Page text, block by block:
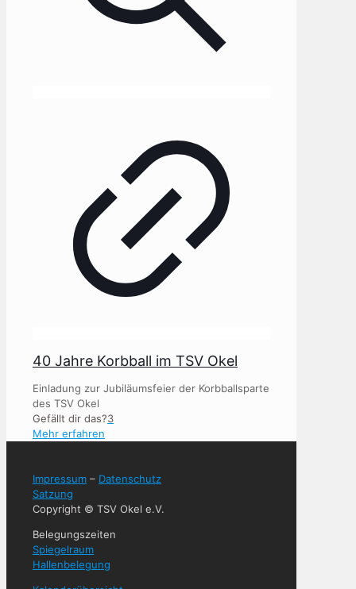
40 Jahre Korbball im TSV Okel
Einladung zur Jubiläumsfeier der Korbballsparte
des TSV Okel
Gefällt dir das?3
Mehr erfahren
Impressum – Datenschutz
Satzung
Copyright © TSV Okel e.V.
Belegungszeiten
Spiegelraum
Hallenbelegung